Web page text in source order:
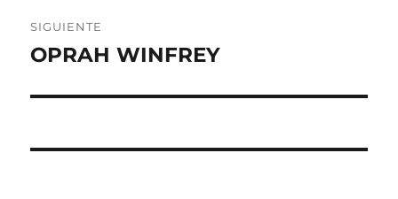
SIGUIENTE
Entrada
OPRAH WINFREY